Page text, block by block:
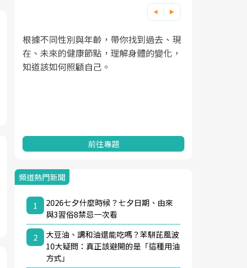
根據不同性別與年齡，帶你找到過去、現
在、未來的健康節點，理解身體的變化，
知道該如何照顧自己。
前往專題
頻道熱門新聞
1
2026七夕什麼時候？七夕日期、由來
與3習俗8禁忌一次看
2
大豆油、調和油還能吃嗎？苯駢芘風波
10大疑問：真正該避開的是「這種用油
方式」